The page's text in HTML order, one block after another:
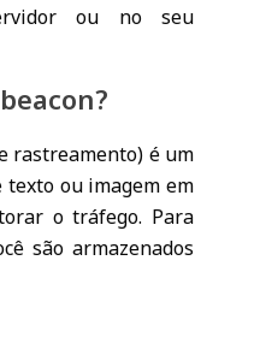
ou no seu
rastreamento) é um
ou imagem em
o tráfego. Para
são armazenados